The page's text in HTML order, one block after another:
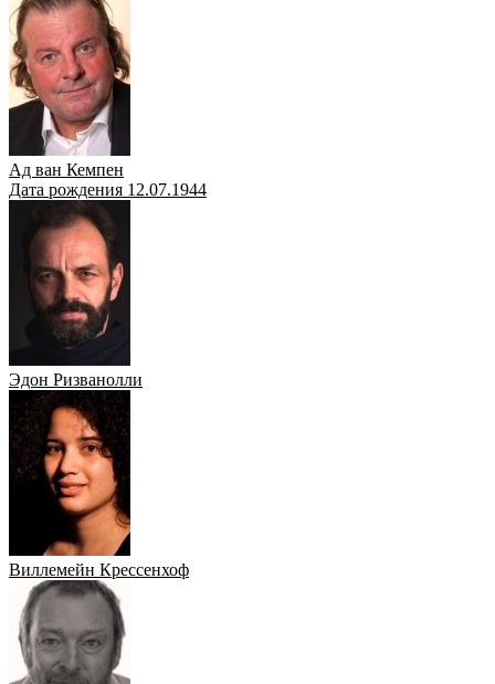
Ад ван Кемпен
Дата рождения 12.07.1944
Эдон Ризванолли
Виллемейн Крессенхоф